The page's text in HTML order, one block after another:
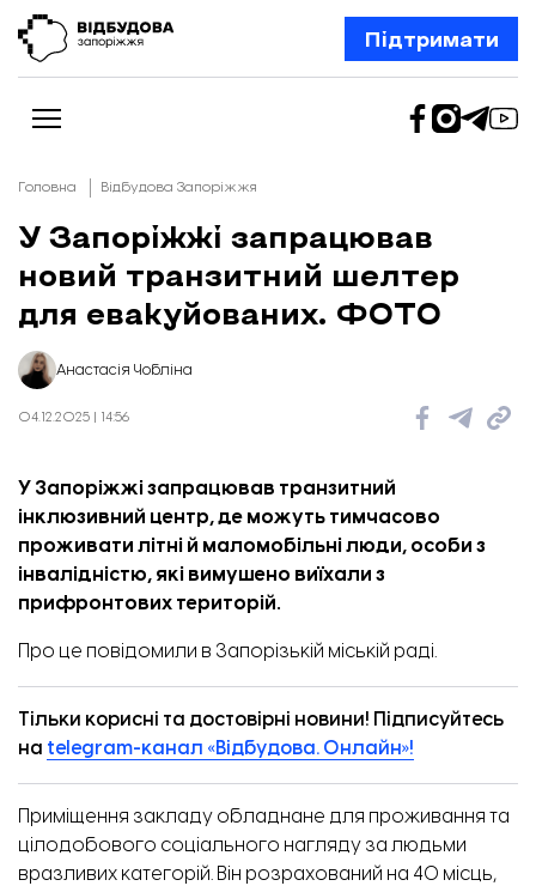
Підтримати
Новини
Відбудова Запоріжжя
Ексклюзив
Бізнес
Шлях додому
Відбудова. Життя
Про нас
Головна Відбудова Запоріжжя
У Запоріжжі запрацював
новий транзитний шелтер
для евакуйованих. ФОТО
Анастасія Чобліна
04.12.2025 | 14:56
У Запоріжжі запрацював транзитний
інклюзивний центр, де можуть тимчасово
проживати літні й маломобільні люди, особи з
інвалідністю, які вимушено виїхали з
прифронтових територій.
Про це повідомили в Запорізькій міській раді.
Тільки корисні та достовірні новини! Підписуйтесь
на telegram-канал «Відбудова. Онлайн»!
Приміщення закладу обладнане для проживання та
цілодобового соціального нагляду за людьми
вразливих категорій. Він розрахований на 40 місць,